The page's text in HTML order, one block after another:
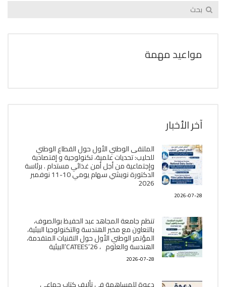
مواعيد مهمة
آخر الأخبار
الملتقى الوطني الأول حول القطاع الوطني
للحليب: تحديات علمية، تكنولوجية و إقتصادية
وإجتماعية من أجل أمن غذائي مستدام . برئاسة
الدكتورة نويشي سهام يومي 10-11 نوفمبر
2026
2026-07-28
تنظم جامعة المجاهد عبد الحفيظ بوالصوف،
بالتعاون مع مخبر الھندسة والتكنولوجيا البیئیة،
المؤتمر الوطني الأول حول التقنيات المتقدمة،
الھندسة والعلوم ، CATEES’26’البیئية
2026-07-28